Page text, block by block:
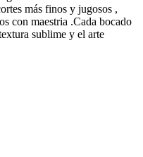
más finos y jugosos ,
con maestria .Cada bocado
sublime y el arte